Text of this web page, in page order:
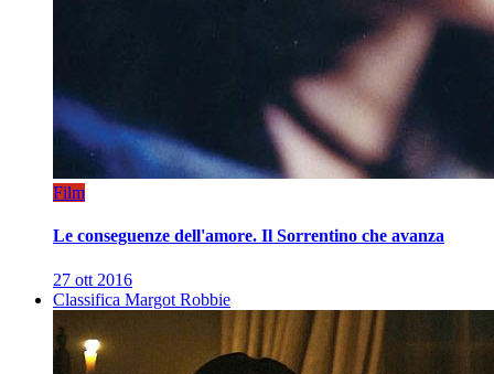
Film
Le conseguenze dell'amore. Il Sorrentino che avanza
27 ott 2016
Classifica Margot Robbie